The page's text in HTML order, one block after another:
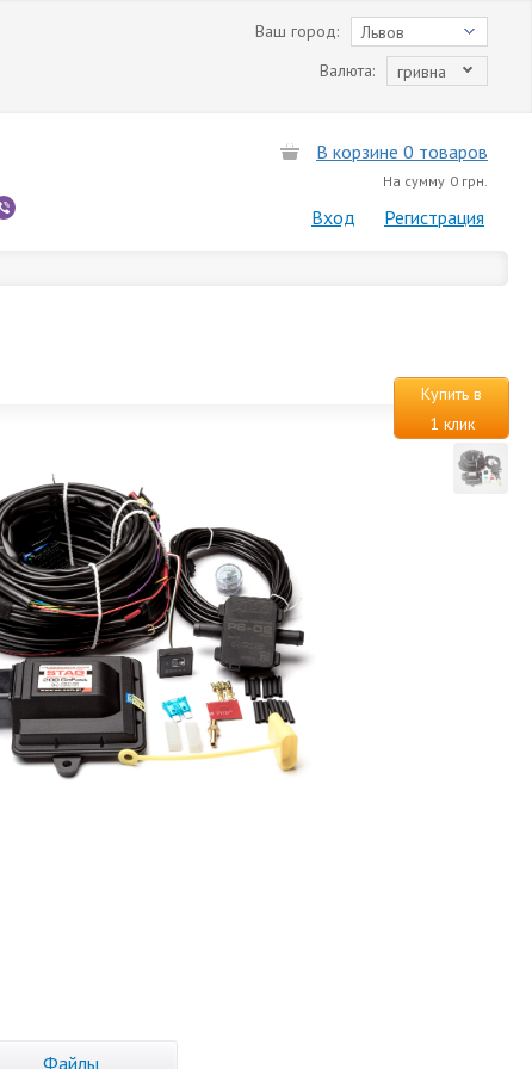
Львов
Ваш город:
гривна
Валюта:
В корзине 0 товаров
На сумму 0 грн.
Вход Регистрация
Купить в
1 клик
Файлы